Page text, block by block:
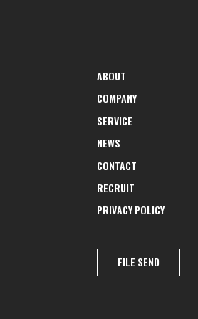
ABOUT
COMPANY
SERVICE
NEWS
CONTACT
RECRUIT
PRIVACY POLICY
FILE SEND